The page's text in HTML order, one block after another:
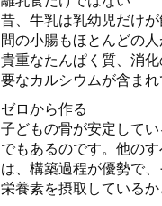
昔、牛乳は乳幼児だけ
間の小腸もほとんどの
貴重なたんぱく質、消
要なカルシウムが含まれ
ゼロから作る
子どもの骨が安定して
でもあるのです。他の
は、構築過程が優勢で
栄養素を摂取している